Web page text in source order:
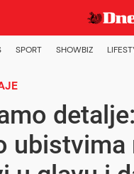
SPORT SHOWBIZ
ubistvima